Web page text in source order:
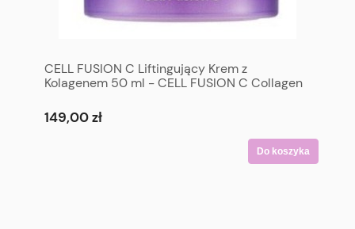
CELL FUSION C Liftingujący Krem z
Kolagenem 50 ml - CELL FUSION C Collagen
149,00 zł
Do koszyka